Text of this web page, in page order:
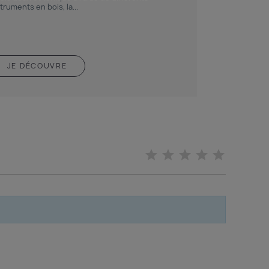
en bois, la...
JE DÉCOUVRE